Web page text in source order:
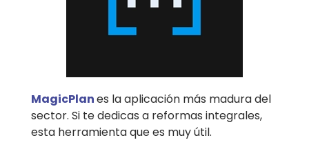
MagicPlanes la aplicación más madura del
sector. Si te dedicas a reformas integrales,
esta herramienta que es muy útil.